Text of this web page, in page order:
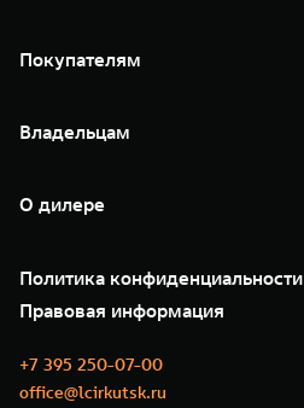
TANK 400
TANK 500
Покупателям
Тест-драйв
TANK Финансы
Корпоративным клиентам
Зарядные станции
Владельцам
Помощь на дороге
Новые цифровые сервисы TANK
Сервис
Нулевое ТО
Моторные масла
О дилере
35 лет GWM
GWM ТЕХ ДЕНЬ
Новости
Политика конфиденциальности
Правовая информация
+7 395 250-07-00
office@lcirkutsk.ru